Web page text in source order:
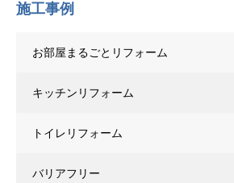
施工事例
お部屋まるごとリフォーム
キッチンリフォーム
トイレリフォーム
バリアフリー